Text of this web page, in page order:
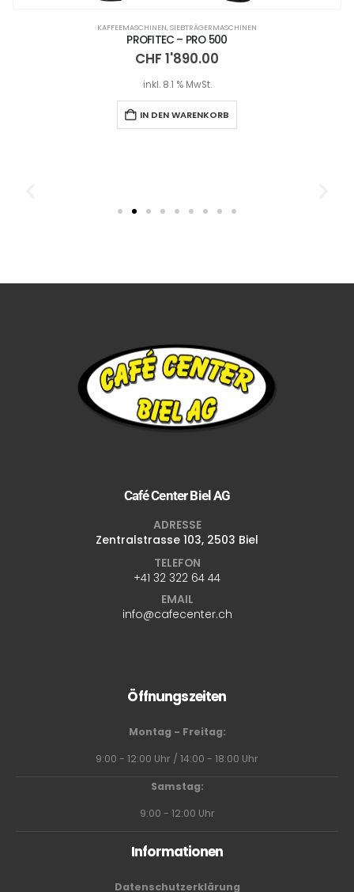
KAFFEEMASCHINEN,SIEBTRÄGERMASCHINEN
PROFITEC – PRO 500
CHF 1'890.00
inkl. 8.1 % MwSt.
IN DEN WARENKORB
Café Center Biel AG
ADRESSE
Zentralstrasse 103, 2503 Biel
TELEFON
+41 32 322 64 44
EMAIL
info@cafecenter.ch
Öffnungszeiten
Montag - Freitag:
9:00 - 12:00 Uhr / 14:00 - 18:00 Uhr
Samstag:
9:00 - 12:00 Uhr
Informationen
Datenschutzerklärung